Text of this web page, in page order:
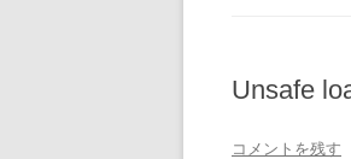
Unsafe
コメントを残す